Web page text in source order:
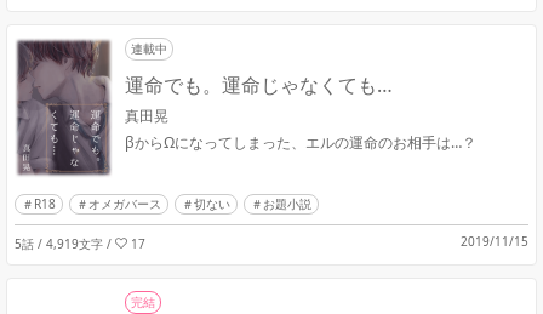
連載中
運命でも。運命じゃなくても…
真田晃
βからΩになってしまった、エルの運命のお相手は…？
R18 オメガバース 切ない お題小説
5話 / 4,919文字 / 17 2019/11/15
完結